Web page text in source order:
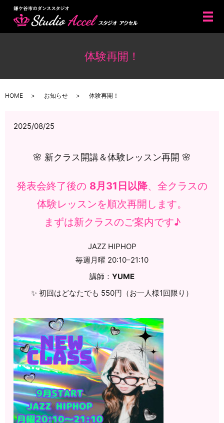
メ
体験再開！
HOME お知らせ 体験再開！
2025/08/25
🌸 新クラス開講＆体験レッスン再開 🌸
発表会終了後の 8月31日以降、全クラスの
体験レッスンを順次再開します。
まずは新クラスのご案内です♪
JAZZ HIPHOP
毎週月曜 20:10–21:10
講師： YUME
✨ 初回はどなたでも 550円（お一人様1回限り）